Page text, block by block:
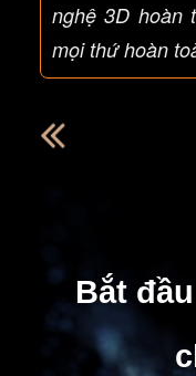
nghệ 3D hoàn
mọi thứ hoàn
Bắt